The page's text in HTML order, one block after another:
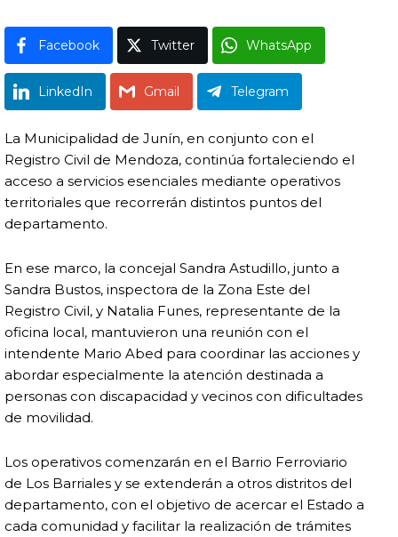
Facebook Twitter WhatsApp
LinkedIn Gmail Telegram
La Municipalidad de Junín, en conjunto con el
Registro Civil de Mendoza, continúa fortaleciendo el
acceso a servicios esenciales mediante operativos
territoriales que recorrerán distintos puntos del
departamento.
En ese marco, la concejal Sandra Astudillo, junto a
Sandra Bustos, inspectora de la Zona Este del
Registro Civil, y Natalia Funes, representante de la
oficina local, mantuvieron una reunión con el
intendente Mario Abed para coordinar las acciones y
abordar especialmente la atención destinada a
personas con discapacidad y vecinos con dificultades
de movilidad.
Los operativos comenzarán en el Barrio Ferroviario
de Los Barriales y se extenderán a otros distritos del
departamento, con el objetivo de acercar el Estado a
cada comunidad y facilitar la realización de trámites